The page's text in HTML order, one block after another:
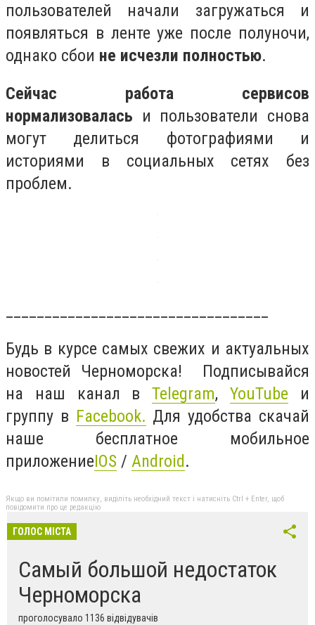
пользователей начали загружаться и
появляться в ленте уже после полуночи,
однако сбои не исчезли полностью.
Сейчас работа сервисов
нормализовалась и пользователи снова
могут делиться фотографиями и
историями в социальных сетях без
проблем.
Будь в курсе самых свежих и актуальных
новостей Черноморска! Подписывайся
на наш канал вTelegram,YouTube и
группу в Facebook. Для удобства скачай
наше бесплатное мобильное
приложениеIOS / Android.
Якщо ви помітили помилку, виділіть необхідний текст і натисніть Ctrl + Enter, щоб
повідомити про це редакцію
ГОЛОС МІСТА
Самый большой недостаток
Черноморска
проголосувало 1136 відвідувачів